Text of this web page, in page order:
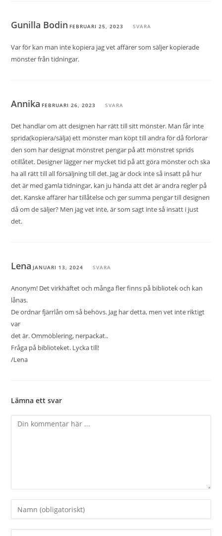
Gunilla Bodin FEBRUARI 25, 2023 SVARA
Var för kan man inte kopiera jag vet affärer som säljer kopierade
mönster från tidningar.
Annika FEBRUARI 26, 2023 SVARA
Det handlar om att designen har rätt till sitt mönster. Man får inte
sprida(kopiera/sälja) ett mönster man köpt till andra för då förlorar
den som har designat mönstret pengar på att mönstret sprids
otillåtet. Designer lägger ner mycket tid på att göra mönster och ska
ha all rätt till all försäljning till det. Jag är dock inte så insatt på hur
det är med gamla tidningar, kan ju hända att det är andra regler på
det. Kanske affärer har tillåtelse och ger summa pengar till designen
då om de säljer? Men jag vet inte, är som sagt inte så insatt i just
det.
Lena JANUARI 13, 2024 SVARA
Anonym! Det virkhäftet och många fler finns på bibliotek och kan
lånas.
De ordnar fjärrlån om så behövs. Jag har detta, men vet inte riktigt
var
det är. Ommöblering, nerpackat..
Fråga på biblioteket. Lycka till!
/Lena
Lämna ett svar